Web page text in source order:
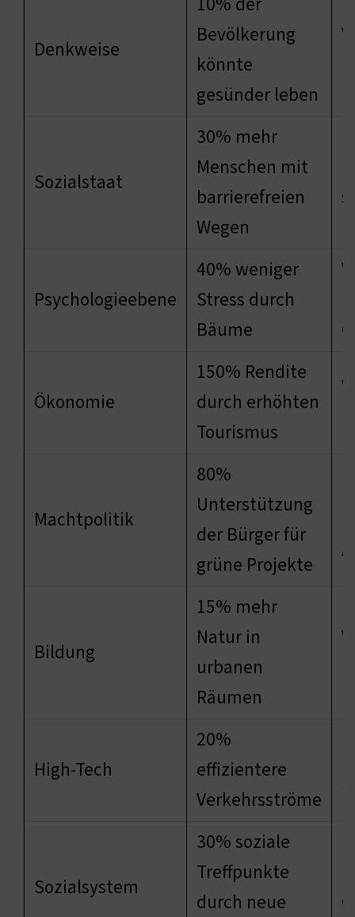
Denkweise
Bevölkerung
könnte
gesünder leben
Sozialstaat
30% mehr
Menschen mit
barrierefreien
Wegen
Psychologieebene
40% weniger
Stress durch
Bäume
Ökonomie
150% Rendite
durch erhöhten
Tourismus
Machtpolitik
80%
Unterstützung
der Bürger für
grüne Projekte
Bildung
15% mehr
Natur in
urbanen
Räumen
High-Tech
20%
effizientere
Verkehrsströme
Sozialsystem
30% soziale
Treffpunkte
durch neue